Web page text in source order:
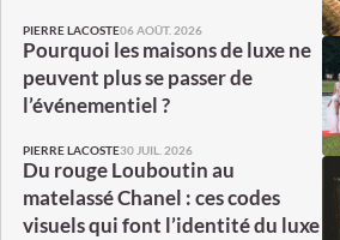
PIERRE LACOSTE06 AOÛT. 2026
Pourquoi les maisons de luxe ne
peuvent plus se passer de
l’événementiel ?
PIERRE LACOSTE30 JUIL. 2026
Du rouge Louboutin au
matelassé Chanel : ces codes
visuels qui font l’identité du luxe